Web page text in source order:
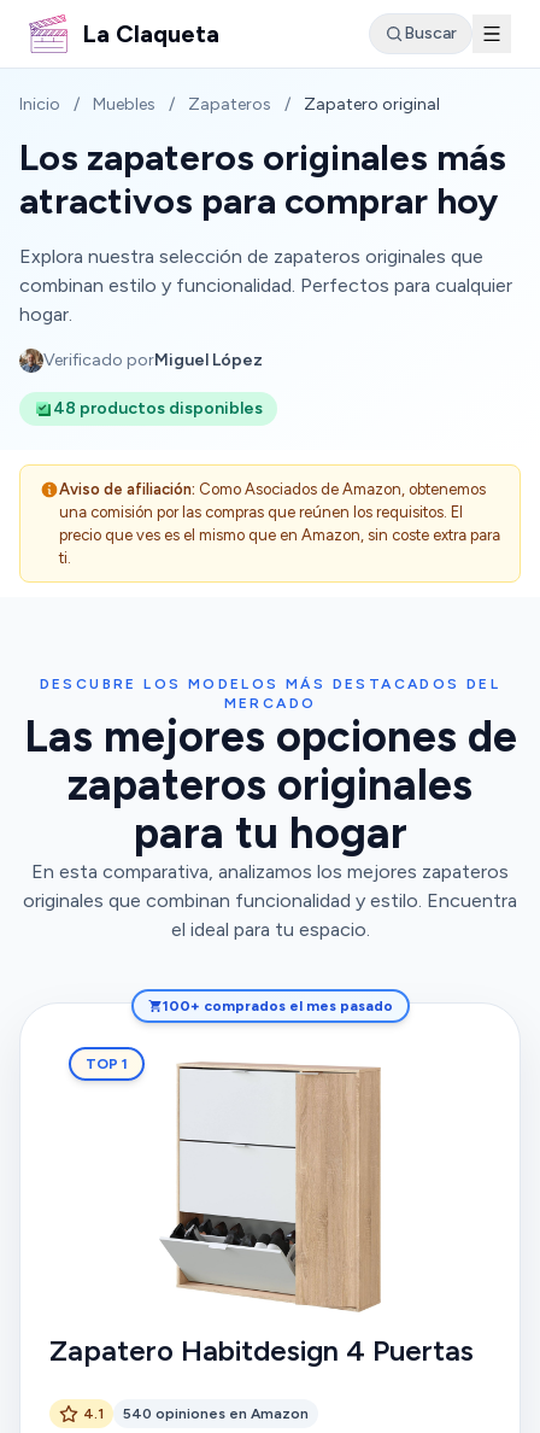
La Claqueta Buscar
Inicio / Muebles / Zapateros / Zapatero original
Los zapateros originales más
atractivos para comprar hoy
Explora nuestra selección de zapateros originales que
combinan estilo y funcionalidad. Perfectos para cualquier
hogar.
Verificado porMiguel López
48 productos disponibles
Aviso de afiliación: Como Asociados de Amazon, obtenemos
una comisión por las compras que reúnen los requisitos. El
precio que ves es el mismo que en Amazon, sin coste extra para
ti.
DESCUBRE LOS MODELOS MÁS DESTACADOS DEL
MERCADO
Las mejores opciones de
zapateros originales
para tu hogar
En esta comparativa, analizamos los mejores zapateros
originales que combinan funcionalidad y estilo. Encuentra
el ideal para tu espacio.
100+ comprados el mes pasado
TOP 1
Zapatero Habitdesign 4 Puertas
4.1 540 opiniones en Amazon